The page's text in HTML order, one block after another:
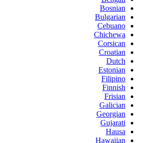
Bosnian
Bulgarian
Cebuano
Chichewa
Corsican
Croatian
Dutch
Estonian
Filipino
Finnish
Frisian
Galician
Georgian
Gujarati
Hausa
Hawaiian